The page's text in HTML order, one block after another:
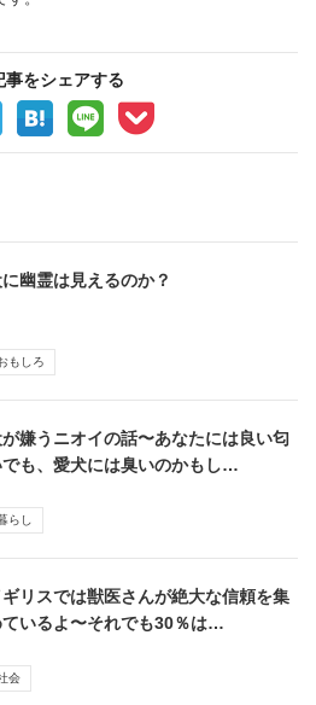
事をシェアする
幽霊は見えるのか？
もしろ
嫌うニオイの話〜あなたには良い匂
でも、愛犬には臭いのかもし…
らし
ギリスでは獣医さんが絶大な信頼を集
いるよ〜それでも30％は…
会